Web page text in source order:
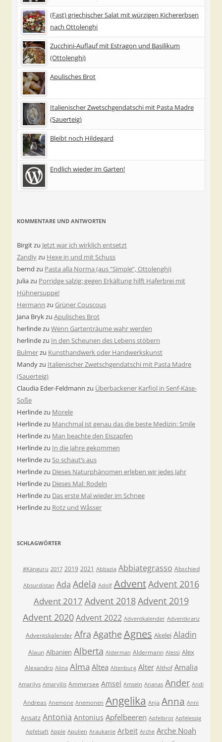
(Fast) griechischer Salat mit würzigen Kichererbsen
nach Ottolenghi
Zucchini-Auflauf mit Estragon und Basilikum
(Ottolenghi)
Apulisches Brot
Italienischer Zwetschgendatschi mit Pasta Madre
(Sauerteig)
Bleibt noch Hildegard
Endlich wieder im Garten!
KOMMENTARE UND ANTWORTEN
Birgitzu Jetzt war ich wirklich entsetzt
Zandiyzu Hexe in und mit Schuss
bernd zu Pasta alla Norma (aus “Simple”, Ottolenghi)
Juliazu Porridge salzig: gegen Erkältung hilft Haferbrei mit
Hühnersuppe!
Hermann zu Grüner Couscous
Jana Brykzu Apulisches Brot
herlindezu Wenn Gartenträume wahr werden
herlindezu In den Scheunen des Lebens stöbern
Bulmerzu Kunsthandwerk oder Handwerkskunst
Mandyzu Italienischer Zwetschgendatschi mit Pasta Madre
(Sauerteig)
Claudia Eder-Feldmann zu Überbackener Karfiol in Senf-Käse-
Soße
Herlindezu Morele
Herlindezu Manchmal ist genau das die beste Medizin: Smile
Herlindezu Man beachte den Eiszapfen
Herlindezu In die Jahre gekommen
Herlindezu So schaut’s aus
Herlindezu Dieses Naturphänomen erleben wir jedes Jahr
Herlindezu Dieses Mal: Rodeln
Herlindezu Das erste Mal wieder im Schnee
Herlindezu Rotz und Wåsser
SCHLAGWÖRTER
#Känguru 2017 2019 2021 Abbazia Abbiategrasso Abschied
Absurdistan Ada Adela Adolf AdventAdvent 2016
Advent 2017 Advent 2018Advent 2019
Advent 2020 Advent 2022 Adventkalender Adventkranz
Adventskalender Afra Agathe Agnes Akelei Aladin
Alaun Albanien Alberta Alderman Aldermann Alessi Alex
Alexandro Alina Alma Altea Altenburg Alter Althof Amalia
Amarilys Amaryllis Ammersee Amsel Amseln Ananas Ander Andi
Andreas Anemone Anemonen Angelika Anja Anna Anni
Ansatz Antonia Antonius Apfelbeeren Apfelbrot Apfelessig
Apfelsaft Apple Apulien Araukanie Arbeit Arche Arche Noah